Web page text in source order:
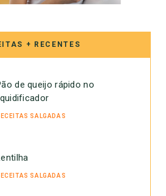
+ RECENTES
de queijo rápido no
SALGADAS
SALGADAS